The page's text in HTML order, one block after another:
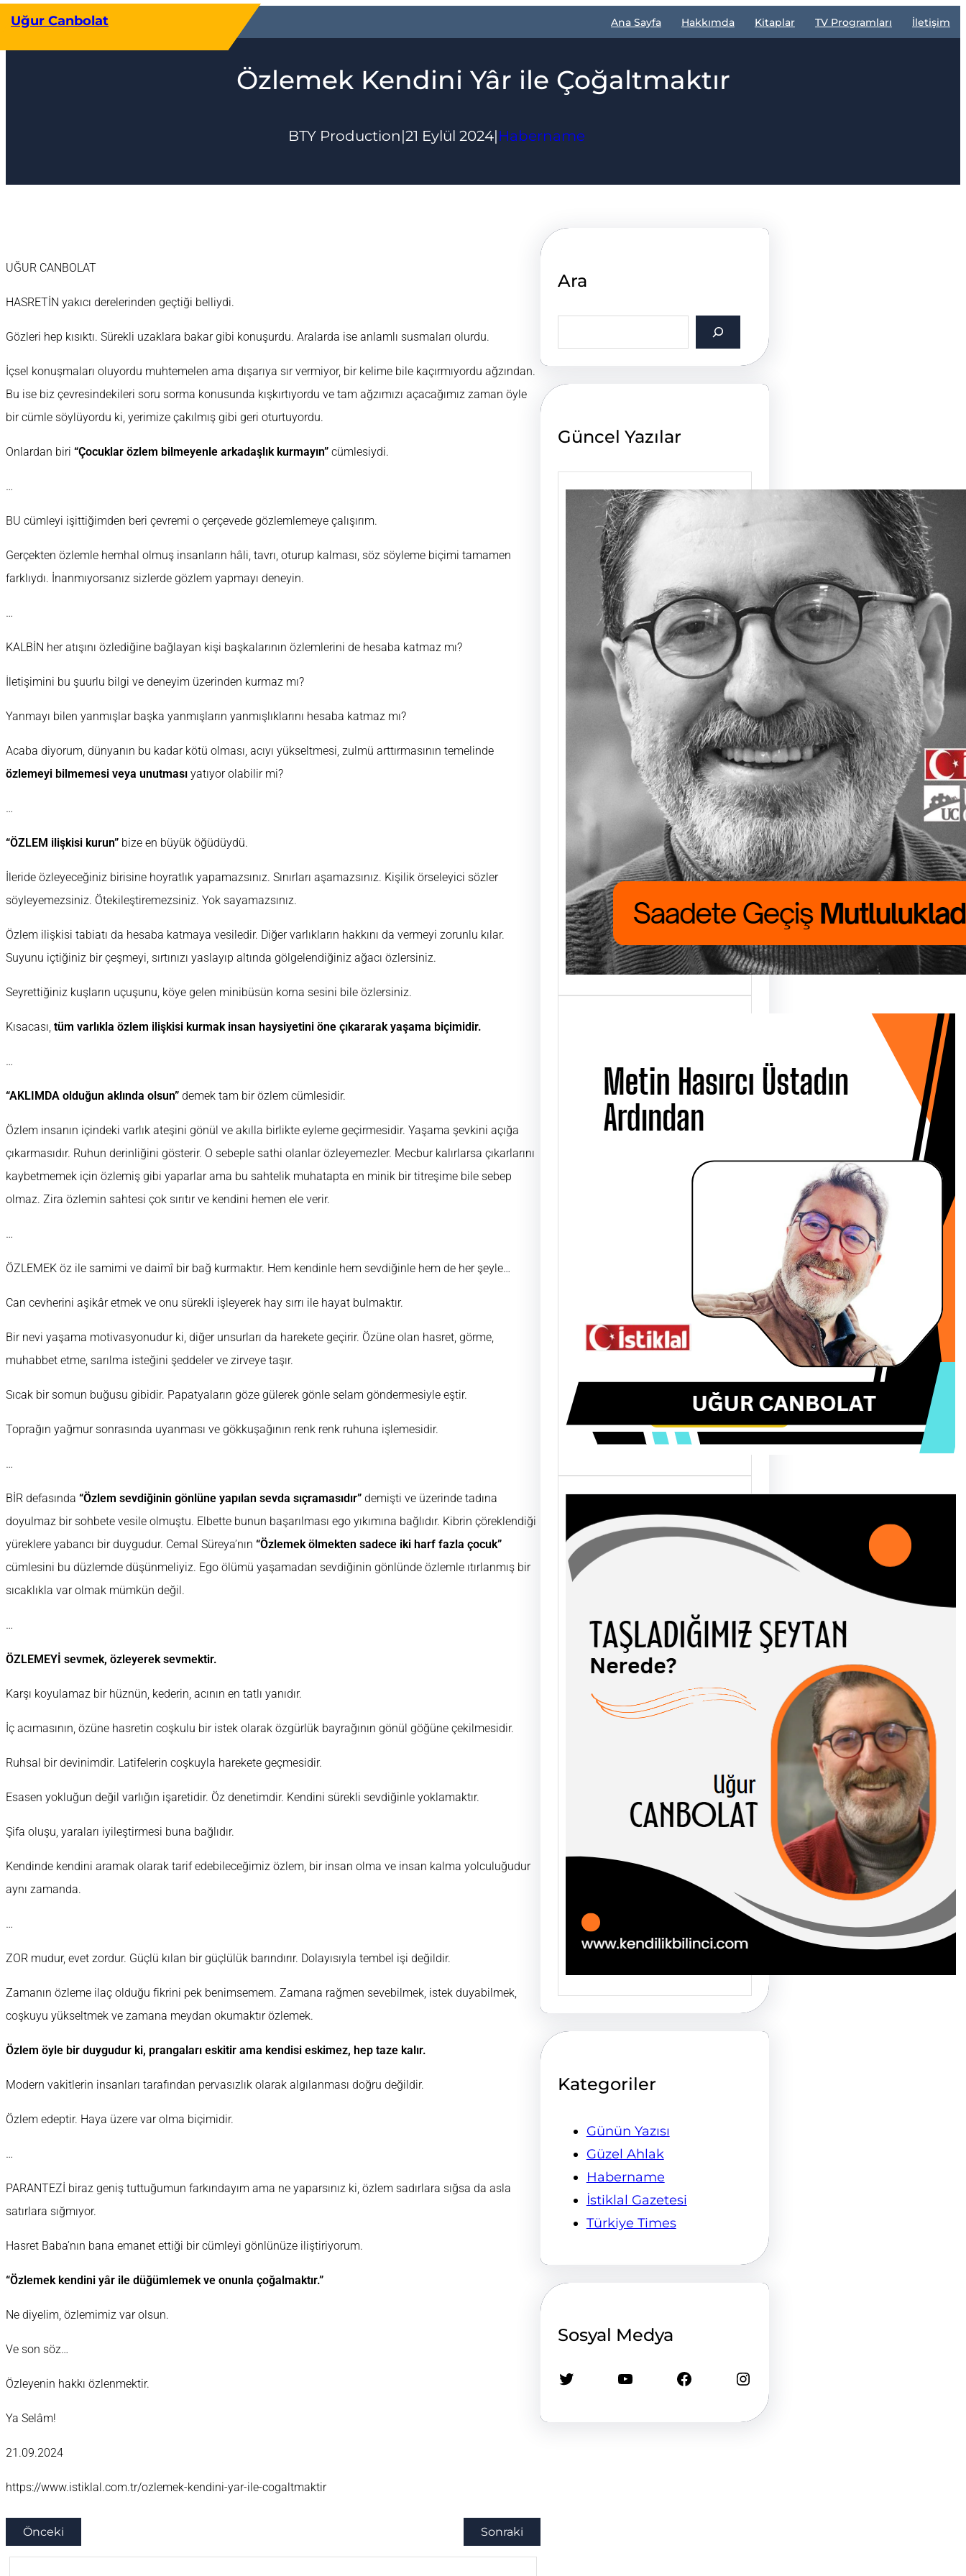
geç
Uğur Canbolat Ana Sayfa Hakkımda Kitaplar TV Programları İletişim
Özlemek Kendini Yâr ile Çoğaltmaktır
BTY Production|21 Eylül 2024|Habername
UĞUR CANBOLAT
HASRETİN yakıcı derelerinden geçtiği belliydi.
Gözleri hep kısıktı. Sürekli uzaklara bakar gibi konuşurdu. Aralarda ise anlamlı susmaları olurdu.
İçsel konuşmaları oluyordu muhtemelen ama dışarıya sır vermiyor, bir kelime bile kaçırmıyordu ağzından.
Bu ise biz çevresindekileri soru sorma konusunda kışkırtıyordu ve tam ağzımızı açacağımız zaman öyle
bir cümle söylüyordu ki, yerimize çakılmış gibi geri oturtuyordu.
Onlardan biri “Çocuklar özlem bilmeyenle arkadaşlık kurmayın” cümlesiydi.
…
BU cümleyi işittiğimden beri çevremi o çerçevede gözlemlemeye çalışırım.
Gerçekten özlemle hemhal olmuş insanların hâli, tavrı, oturup kalması, söz söyleme biçimi tamamen
farklıydı. İnanmıyorsanız sizlerde gözlem yapmayı deneyin.
…
KALBİN her atışını özlediğine bağlayan kişi başkalarının özlemlerini de hesaba katmaz mı?
İletişimini bu şuurlu bilgi ve deneyim üzerinden kurmaz mı?
Yanmayı bilen yanmışlar başka yanmışların yanmışlıklarını hesaba katmaz mı?
Acaba diyorum, dünyanın bu kadar kötü olması, acıyı yükseltmesi, zulmü arttırmasının temelinde
özlemeyi bilmemesi veya unutması yatıyor olabilir mi?
…
“ÖZLEM ilişkisi kurun” bize en büyük öğüdüydü.
İleride özleyeceğiniz birisine hoyratlık yapamazsınız. Sınırları aşamazsınız. Kişilik örseleyici sözler
söyleyemezsiniz. Ötekileştiremezsiniz. Yok sayamazsınız.
Özlem ilişkisi tabiatı da hesaba katmaya vesiledir. Diğer varlıkların hakkını da vermeyi zorunlu kılar.
Suyunu içtiğiniz bir çeşmeyi, sırtınızı yaslayıp altında gölgelendiğiniz ağacı özlersiniz.
Seyrettiğiniz kuşların uçuşunu, köye gelen minibüsün korna sesini bile özlersiniz.
Kısacası, tüm varlıkla özlem ilişkisi kurmak insan haysiyetini öne çıkararak yaşama biçimidir.
…
“AKLIMDA olduğun aklında olsun” demek tam bir özlem cümlesidir.
Özlem insanın içindeki varlık ateşini gönül ve akılla birlikte eyleme geçirmesidir. Yaşama şevkini açığa
çıkarmasıdır. Ruhun derinliğini gösterir. O sebeple sathi olanlar özleyemezler. Mecbur kalırlarsa çıkarlarını
kaybetmemek için özlemiş gibi yaparlar ama bu sahtelik muhatapta en minik bir titreşime bile sebep
olmaz. Zira özlemin sahtesi çok sırıtır ve kendini hemen ele verir.
…
ÖZLEMEK öz ile samimi ve daimî bir bağ kurmaktır. Hem kendinle hem sevdiğinle hem de her şeyle…
Can cevherini aşikâr etmek ve onu sürekli işleyerek hay sırrı ile hayat bulmaktır.
Bir nevi yaşama motivasyonudur ki, diğer unsurları da harekete geçirir. Özüne olan hasret, görme,
muhabbet etme, sarılma isteğini şeddeler ve zirveye taşır.
Sıcak bir somun buğusu gibidir. Papatyaların göze gülerek gönle selam göndermesiyle eştir.
Toprağın yağmur sonrasında uyanması ve gökkuşağının renk renk ruhuna işlemesidir.
…
BİR defasında “Özlem sevdiğinin gönlüne yapılan sevda sıçramasıdır” demişti ve üzerinde tadına
doyulmaz bir sohbete vesile olmuştu. Elbette bunun başarılması ego yıkımına bağlıdır. Kibrin çöreklendiği
yüreklere yabancı bir duygudur. Cemal Süreya’nın “Özlemek ölmekten sadece iki harf fazla çocuk”
cümlesini bu düzlemde düşünmeliyiz. Ego ölümü yaşamadan sevdiğinin gönlünde özlemle ıtırlanmış bir
sıcaklıkla var olmak mümkün değil.
…
ÖZLEMEYİ sevmek, özleyerek sevmektir.
Karşı koyulamaz bir hüznün, kederin, acının en tatlı yanıdır.
İç acımasının, özüne hasretin coşkulu bir istek olarak özgürlük bayrağının gönül göğüne çekilmesidir.
Ruhsal bir devinimdir. Latifelerin coşkuyla harekete geçmesidir.
Esasen yokluğun değil varlığın işaretidir. Öz denetimdir. Kendini sürekli sevdiğinle yoklamaktır.
Şifa oluşu, yaraları iyileştirmesi buna bağlıdır.
Kendinde kendini aramak olarak tarif edebileceğimiz özlem, bir insan olma ve insan kalma yolculuğudur
aynı zamanda.
…
ZOR mudur, evet zordur. Güçlü kılan bir güçlülük barındırır. Dolayısıyla tembel işi değildir.
Zamanın özleme ilaç olduğu fikrini pek benimsemem. Zamana rağmen sevebilmek, istek duyabilmek,
coşkuyu yükseltmek ve zamana meydan okumaktır özlemek.
Özlem öyle bir duygudur ki, prangaları eskitir ama kendisi eskimez, hep taze kalır.
Modern vakitlerin insanları tarafından pervasızlık olarak algılanması doğru değildir.
Özlem edeptir. Haya üzere var olma biçimidir.
…
PARANTEZİ biraz geniş tuttuğumun farkındayım ama ne yaparsınız ki, özlem sadırlara sığsa da asla
satırlara sığmıyor.
Hasret Baba’nın bana emanet ettiği bir cümleyi gönlünüze iliştiriyorum.
“Özlemek kendini yâr ile düğümlemek ve onunla çoğalmaktır.”
Ne diyelim, özlemimiz var olsun.
Ve son söz…
Özleyenin hakkı özlenmektir.
Ya Selâm!
21.09.2024
https://www.istiklal.com.tr/ozlemek-kendini-yar-ile-cogaltmaktir
Önceki Sonraki
Ara
a
h
Güncel Yazılar
Saadete Geçiş
Mutlulukladır
UĞUR CANBOLAT
FUKARALIK boyumuzu
aşıyordu. Günlük
nafakasını çıkarmak
için hasat…
TAŞLADIĞIMIZ
ŞEYTAN NEREDE?
olguları birbirinden…
Kategoriler
Günün Yazısı
Güzel Ahlak
Habername
İstiklal Gazetesi
Türkiye Times
Sosyal Medya
Twitter YouTube Facebook Instagram